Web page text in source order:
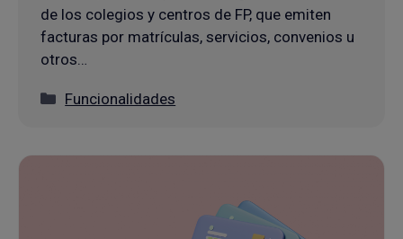
de los colegios y centros de FP, que emiten
facturas por matrículas, servicios, convenios u
otros…
Categorías
Funcionalidades